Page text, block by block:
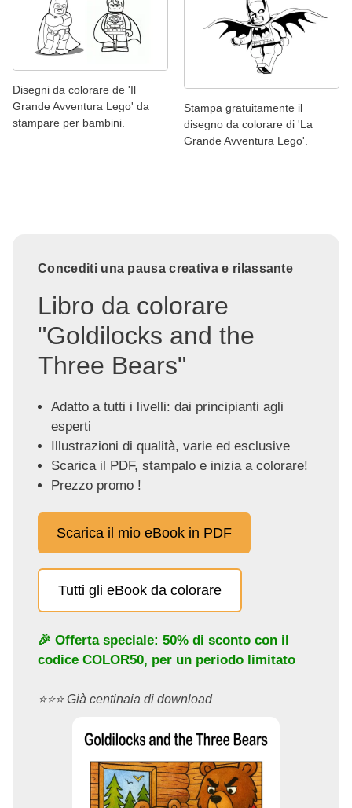
Disegni da colorare de 'Il
Grande Avventura Lego' da
stampare per bambini.
Stampa gratuitamente il
disegno da colorare di 'La
Grande Avventura Lego'.
Concediti una pausa creativa e rilassante
Libro da colorare
"Goldilocks and the
Three Bears"
Adatto a tutti i livelli: dai principianti agli
esperti
Illustrazioni di qualità, varie ed esclusive
Scarica il PDF, stampalo e inizia a colorare!
Prezzo promo !
Scarica il mio eBook in PDF
Tutti gli eBook da colorare
🎉 Offerta speciale: 50% di sconto con il
codice COLOR50, per un periodo limitato
⭐️⭐️⭐️ Già centinaia di download